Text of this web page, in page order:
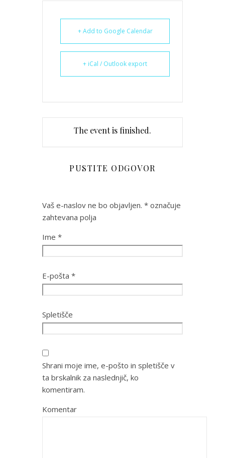
+ Add to Google Calendar
+ iCal / Outlook export
The event is finished.
PUSTITE ODGOVOR
Vaš e-naslov ne bo objavljen. * označuje
zahtevana polja
Ime *
E-pošta *
Spletišče
Shrani moje ime, e-pošto in spletišče v
ta brskalnik za naslednjič, ko
komentiram.
Komentar